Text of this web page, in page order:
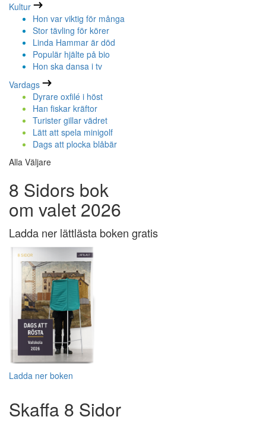
Kultur
Hon var viktig för många
Stor tävling för körer
Linda Hammar är död
Populär hjälte på bio
Hon ska dansa i tv
Vardags
Dyrare oxfilé i höst
Han fiskar kräftor
Turister gillar vädret
Lätt att spela minigolf
Dags att plocka blåbär
Alla Väljare
8 Sidors bok
om valet 2026
Ladda ner lättlästa boken gratis
Ladda ner boken
Skaffa 8 Sidor